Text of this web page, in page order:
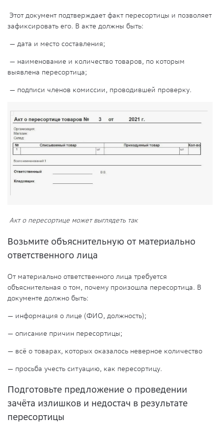
Этот документ подтверждает факт пересортицы и позволяет
зафиксировать его. В акте должны быть:
— дата и место составления;
— наименование и количество товаров, по которым
выявлена пересортица;
— подписи членов комиссии, проводившей проверку.
Акт о пересортице может выглядеть так
Возьмите объяснительную от материально
ответственного лица
От материально ответственного лица требуется
объяснительная о том, почему произошла пересортица. В
документе должно быть:
— информация о лице (ФИО, должность);
— описание причин пересортицы;
— всё о товарах, которых оказалось неверное количество
— просьба учесть ситуацию, как пересортицу.
Подготовьте предложение о проведении
зачёта излишков и недостач в результате
пересортицы